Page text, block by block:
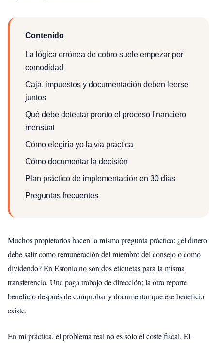
Contenido
La lógica errónea de cobro suele empezar por
comodidad
Caja, impuestos y documentación deben leerse
juntos
Qué debe detectar pronto el proceso financiero
mensual
Cómo elegiría yo la vía práctica
Cómo documentar la decisión
Plan práctico de implementación en 30 días
Preguntas frecuentes
Muchos propietarios hacen la misma pregunta práctica: ¿el dinero
debe salir como remuneración del miembro del consejo o como
dividendo? En Estonia no son dos etiquetas para la misma
transferencia. Una paga trabajo de dirección; la otra reparte
beneficio después de comprobar y documentar que ese beneficio
existe.
En mi práctica, el problema real no es solo el coste fiscal. El